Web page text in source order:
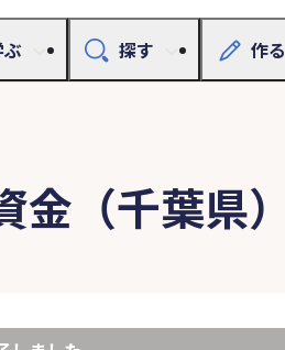
探す 作る
（千葉県）